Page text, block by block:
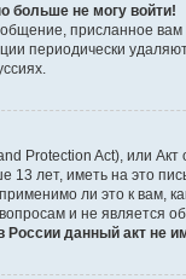
больше не могу войти!
присланное вам
периодически
Protection Act), или
13 лет, иметь на это
ли это к вам,
и не является
России данный акт не